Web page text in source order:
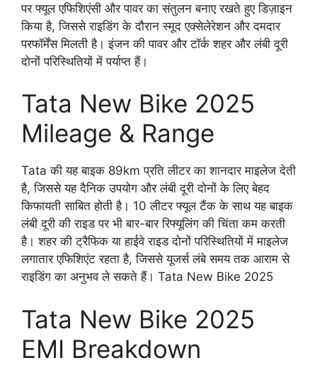
पर फ्यूल एफिशिएंसी और पावर का संतुलन बनाए रखते हुए डिज़ाइन
किया है, जिससे राइडिंग के दौरान स्मूद एक्सेलेरेशन और दमदार
परफॉर्मेंस मिलती है। इंजन की पावर और टॉर्क शहर और लंबी दूरी
दोनों परिस्थितियों में पर्याप्त हैं।
Tata New Bike 2025
Mileage & Range
Tata की यह बाइक 89km प्रति लीटर का शानदार माइलेज देती
है, जिससे यह दैनिक उपयोग और लंबी दूरी दोनों के लिए बेहद
किफायती साबित होती है। 10 लीटर फ्यूल टैंक के साथ यह बाइक
लंबी दूरी की राइड पर भी बार-बार रिफ्यूलिंग की चिंता कम करती
है। शहर की ट्रैफिक या हाईवे राइड दोनों परिस्थितियों में माइलेज
लगातार एफिशिएंट रहता है, जिससे यूजर्स लंबे समय तक आराम से
राइडिंग का अनुभव ले सकते हैं। Tata New Bike 2025
Tata New Bike 2025
EMI Breakdown